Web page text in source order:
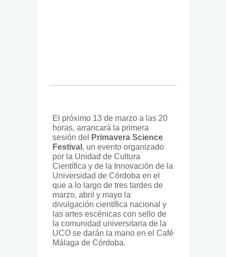
El próximo 13 de marzo a las 20
horas, arrancará la primera
sesión del
Primavera Science
Festival , un evento organizado
por la Unidad de Cultura
Científica y de la Innovación de la
Universidad de Córdoba en el
que a lo largo de tres tardes de
marzo, abril y mayo la
divulgación científica nacional y
las artes escénicas con sello de
la comunidad universitaria de la
UCO se darán la mano en el Café
Málaga de Córdoba.